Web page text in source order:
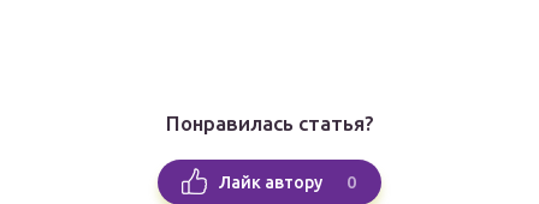
Понравилась статья?
Лайк автору 0